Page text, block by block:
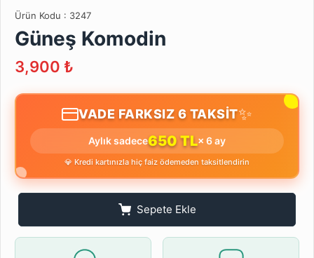
Ürün Kodu : 3247
Güneş Komodin
3,900 ₺
VADE FARKSIZ 6 TAKSİT✨
Aylık sadece650 TL× 6 ay
💎 Kredi kartınızla hiç faiz ödemeden taksitlendirin
Sepete Ekle